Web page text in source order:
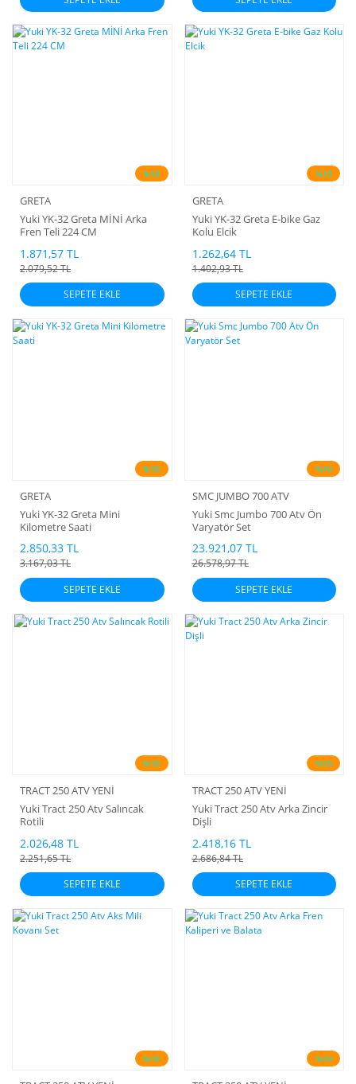
%10
GRETA
Yuki YK-32 Greta MİNİ Arka
Fren Teli 224 CM
1.871,57 TL
2.079,52 TL
SEPETE EKLE
%10
GRETA
Yuki YK-32 Greta E-bike Gaz
Kolu Elcik
1.262,64 TL
1.402,93 TL
SEPETE EKLE
%10
GRETA
Yuki YK-32 Greta Mini
Kilometre Saati
2.850,33 TL
3.167,03 TL
SEPETE EKLE
%10
SMC JUMBO 700 ATV
Yuki Smc Jumbo 700 Atv Ön
Varyatör Set
23.921,07 TL
26.578,97 TL
SEPETE EKLE
%10
TRACT 250 ATV YENİ
Yuki Tract 250 Atv Salıncak
Rotili
2.026,48 TL
2.251,65 TL
SEPETE EKLE
%10
TRACT 250 ATV YENİ
Yuki Tract 250 Atv Arka Zincir
Dişli
2.418,16 TL
2.686,84 TL
SEPETE EKLE
%10 %10